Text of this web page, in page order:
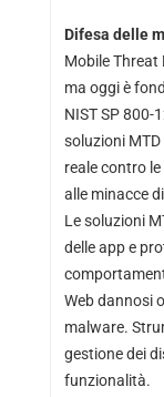
Difesa delle
Mobile Threat
ma oggi è
NIST SP 800-
soluzioni
reale contro
alle minacce
Le soluzioni
delle app e
Web dannosi
malware.
gestione dei
funzionalità.